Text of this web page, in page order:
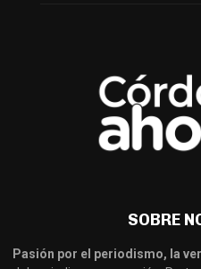
SOBRE
Pasión por el periodismo, la